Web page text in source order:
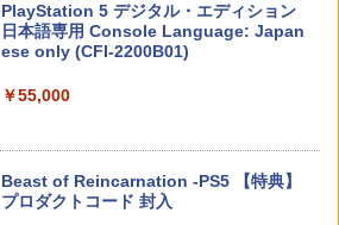
ファイアーエムブレム 万紫千紅
￥1,300
ジャパン アストロボット Destiny 2
【中古】【未使用品】アナと雪の女王2
スプラトゥーン レイダース|オンライン
コード版
スプラトゥーン レイダース -Switch2
PlayStation 5 デジタル・エディション
日本語専用 Console Language: Japan
ese only (CFI-2200B01)
￥55,000
Beast of Reincarnation -PS5 【特典】
プロダクトコード 封入